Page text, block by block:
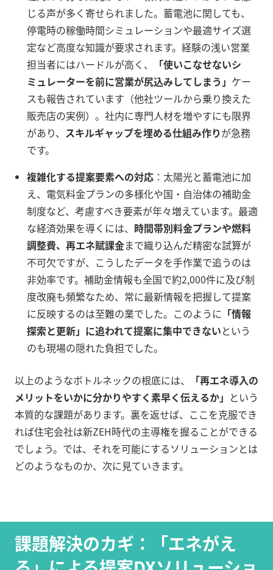
じる声が多く寄せられました。蓄電池に関しても、
停電時の稼働時間シミュレーションや最適サイズ選
定など高度な知識が要求されます。経験の浅い営業
担当者にはハードルが高く、
「使いこなせないシ
ミュレーターを前に営業が尻込みしてしまう」 ケー
スも報告されています（他社ツールから乗り換えた
販売店の実例）。社内に専門人材を増やすにも限界
があり、 スキルギャップを埋める仕組み作りが急務
です。
複雑化する提案要素への対応 ：太陽光と蓄電池に加
え、電気料金プランの多様化や国・自治体の補助金
制度など、考慮すべき要素が年々増えています。最適
な経済効果を導くには、 時間帯別料金プランや燃料
調整費、再エネ賦課金まで織り込んだ精密な試算が
不可欠ですが、こうしたデータを手作業で追うのは
非効率です。補助金情報も全国で約2,000件に及び制
度改廃も頻繁なため、常に最新情報を把握して提案
に反映するのは至難の業でした。このように 「情報
探索と更新」に追われて提案に集中できないという
のも現場の隠れた負担でした。
以上のようなボトルネックの根底には、
「再エネ導入の
メリットをいかに分かりやすく素早く伝えるか」 という
本質的な課題があります。裏を返せば、ここを克服でき
れば住宅会社は新ZEH時代の主導権を握ることができる
でしょう。では、それを可能にするソリューションとは
どのようなものか、次に見ていきます。
課題解決のカギ：「エネがえ